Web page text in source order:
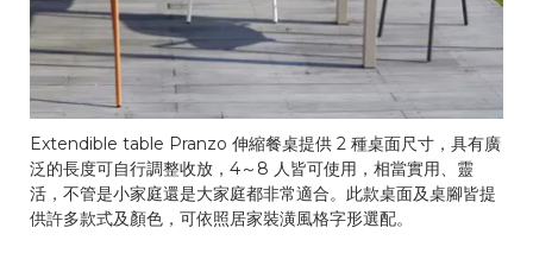
Extendible table Pranzo 伸縮餐桌提供 2 種桌面尺寸，具有廣
泛的長度可自行調整收放，4～8 人皆可使用，相當實用、靈
活，不管是小家庭還是大家庭都非常適合。此款桌面及桌腳皆提
供許多款式及顏色，可依照居家裝潢風格字形選配。